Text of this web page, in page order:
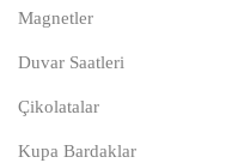
Magnetler
Duvar Saatleri
Çikolatalar
Kupa Bardaklar